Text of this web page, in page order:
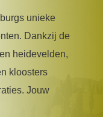
unieke
Dankzij de
heidevelden,
kloosters
Jouw